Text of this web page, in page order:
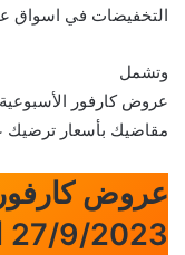
التخفيضات في اسواق
وتشمل
مقاضيك بأسعار ترضيك
عروض كارفور